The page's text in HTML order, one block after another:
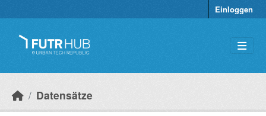
Einloggen
Datensätze